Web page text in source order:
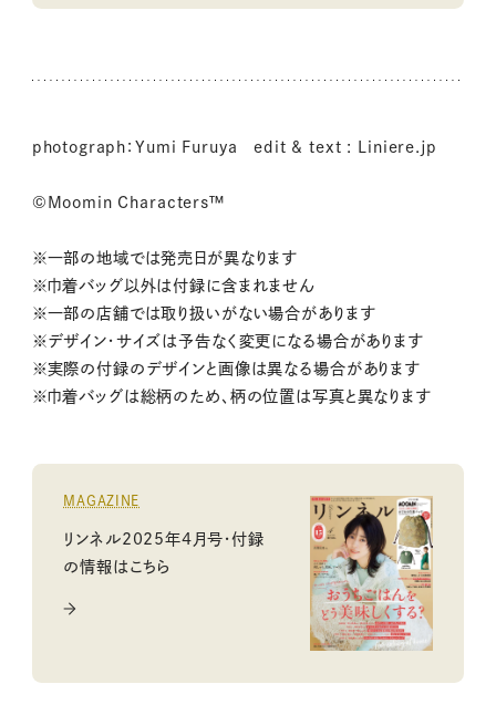
photograph：Yumi Furuya edit & text : Liniere.jp
©Moomin Characters™
※一部の地域では発売日が異なります
※巾着バッグ以外は付録に含まれません
※一部の店舗では取り扱いがない場合があります
※デザイン・サイズは予告なく変更になる場合があります
※実際の付録のデザインと画像は異なる場合があります
※巾着バッグは総柄のため、柄の位置は写真と異なります
MAGAZINE
リンネル2025年4月号・付録
の情報はこちら